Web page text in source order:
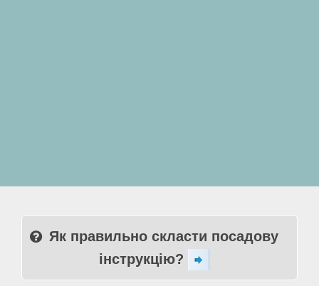
Як правильно скласти посадову
інструкцію?